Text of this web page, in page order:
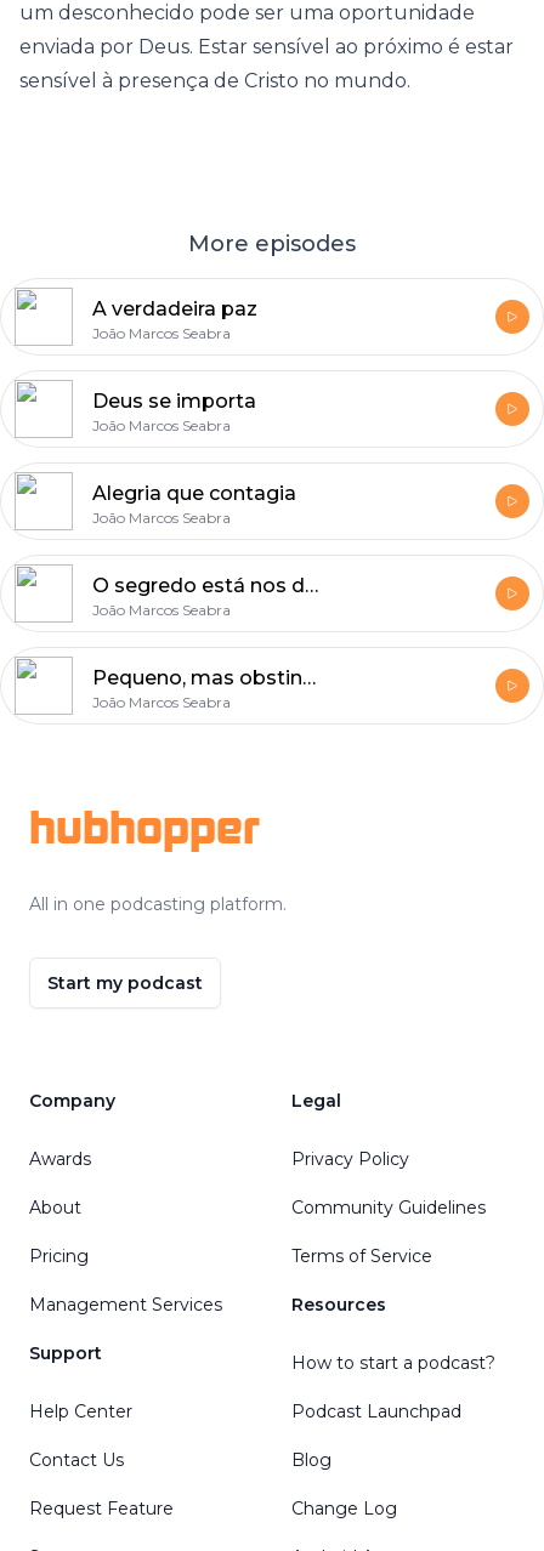
um desconhecido pode ser uma oportunidade
enviada por Deus. Estar sensível ao próximo é estar
sensível à presença de Cristo no mundo.
More episodes
A verdadeira paz
João Marcos Seabra
Deus se importa
João Marcos Seabra
Alegria que contagia
João Marcos Seabra
O segredo está nos detalhes
João Marcos Seabra
Pequeno, mas obstinado
João Marcos Seabra
hubhopper
All in one podcasting platform.
Start my podcast
Company
Awards
About
Pricing
Management Services
Support
Help Center
Contact Us
Request Feature
Legal
Privacy Policy
Community Guidelines
Terms of Service
Resources
How to start a podcast?
Podcast Launchpad
Blog
Change Log